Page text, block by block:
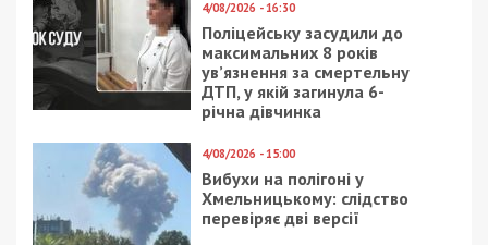
Читайте також
Предыдущая статья:
Схема на “бойових”: командир батальйону
безпілотних систем з трьома
військовими привласнили 2,1 млн грн